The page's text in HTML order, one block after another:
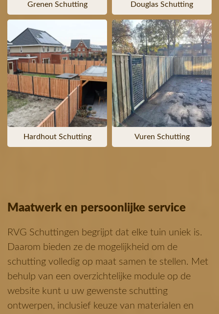
Grenen Schutting Douglas Schutting
Hardhout Schutting Vuren Schutting
Maatwerk en persoonlijke service
RVG Schuttingen begrijpt dat elke tuin uniek is.
Daarom bieden ze de mogelijkheid om de
schutting volledig op maat samen te stellen. Met
behulp van een overzichtelijke module op de
website kunt u uw gewenste schutting
ontwerpen, inclusief keuze van materialen en